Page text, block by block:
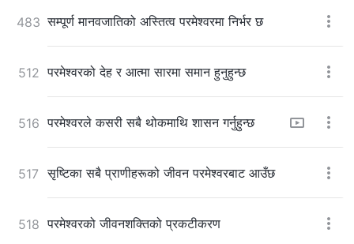
483 सम्पूर्ण मानवजातिको अस्तित्व परमेश्‍वरमा निर्भर छ
512 परमेश्‍वरको देह र आत्मा सारमा समान हुनुहुन्छ
516 परमेश्‍वरले कसरी सबै थोकमाथि शासन गर्नुहुन्छ
517 सृष्टिका सबै प्राणीहरूको जीवन परमेश्‍वरबाट आउँछ
518 परमेश्‍वरको जीवनशक्तिको प्रकटीकरण